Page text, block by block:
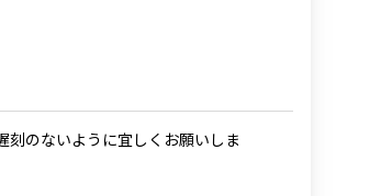
刻のないように宜しくお願いしま